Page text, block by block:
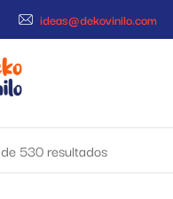
ideas@dekovinilo.com
530 resultados